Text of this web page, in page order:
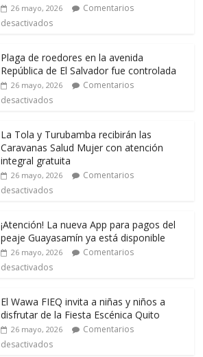
26 mayo, 2026
Comentarios
desactivados
Plaga de roedores en la avenida
República de El Salvador fue controlada
26 mayo, 2026
Comentarios
desactivados
La Tola y Turubamba recibirán las
Caravanas Salud Mujer con atención
integral gratuita
26 mayo, 2026
Comentarios
desactivados
¡Atención! La nueva App para pagos del
peaje Guayasamín ya está disponible
26 mayo, 2026
Comentarios
desactivados
El Wawa FIEQ invita a niñas y niños a
disfrutar de la Fiesta Escénica Quito
26 mayo, 2026
Comentarios
desactivados